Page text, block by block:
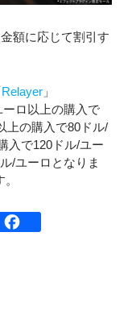
額に応じて割引す
Relayer 」
ーロ以上の購入で
上の購入で80ドル/
入で120ドル/ユー
/ユーロとなりま